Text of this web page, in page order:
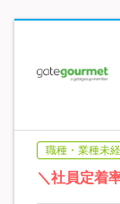
職種・業種未
＼社員定着